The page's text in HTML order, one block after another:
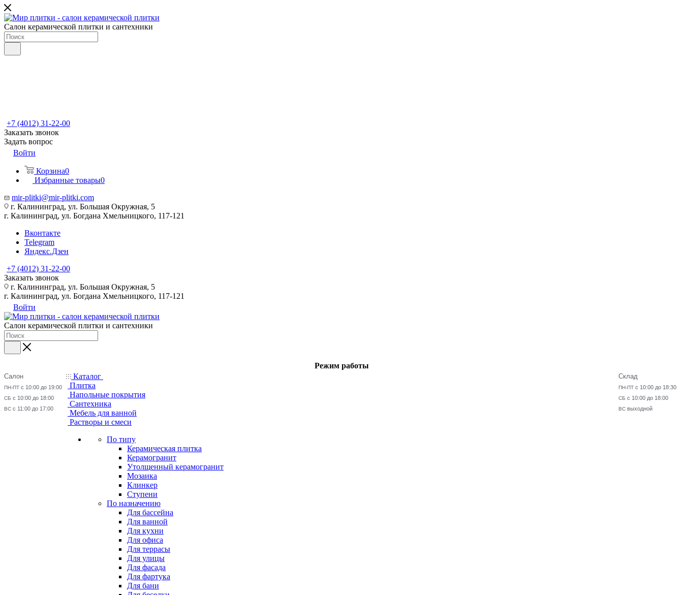
Салон керамической плитки и сантехники
+7 (4012) 31-22-00
Заказать звонок
Задать вопрос
Войти
Корзина0
Избранные товары0
mir-plitki@mir-plitki.com
г. Калининград, ул. Большая Окружная, 5
г. Калининград, ул. Богдана Хмельницкого, 117-121
Вконтакте
Telegram
Яндекс.Дзен
+7 (4012) 31-22-00
Заказать звонок
г. Калининград, ул. Большая Окружная, 5
г. Калининград, ул. Богдана Хмельницкого, 117-121
Войти
Салон керамической плитки и сантехники
Режим работы
Салон
ПН-ПТ с 10:00 до 19:00
СБ с 10:00 до 18:00
ВС с 11:00 до 17:00
Склад
ПН-ПТ с 10:00 до 18:30
СБ с 10:00 до 18:00
ВС выходной
Каталог
Плитка
Напольные покрытия
Сантехника
Мебель для ванной
Растворы и смеси
По типу
Керамическая плитка
Керамогранит
Утолщенный керамогранит
Мозаика
Клинкер
Ступени
По назначению
Для бассейна
Для ванной
Для кухни
Для офиса
Для террасы
Для улицы
Для фасада
Для фартука
Для бани